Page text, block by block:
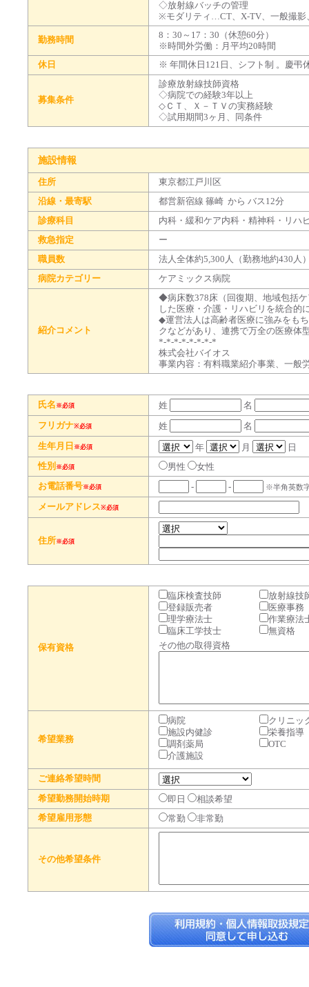
◇放射線バッチの管理
※モダリティ…CT、X-TV、一般撮
勤務時間
8：30～17：30（休憩60分）
※時間外労働：月平均20時間
休日
※ 年間休日121日、シフト制 。慶弔
募集条件
診療放射線技師資格
◇病院での経験3年以上
◇ＣＴ、Ｘ－ＴＶの実務経験
◇試用期間3ヶ月、同条件
施設情報
住所
東京都江戸川区
沿線・最寄駅
都営新宿線 篠崎 から バス12分
診療科目
内科・緩和ケア内科・精神科・リハ
救急指定
ー
職員数
法人全体約5,300人（勤務地約430人
病院カテゴリー
ケアミックス病院
紹介コメント
◆病床数378床（回復期、地域包括
した医療・介護・リハビリを統合的
◆運営法人は高齢者医療に強みをも
クなどがあり、連携で万全の医療体
*-*-*-*-*-*-*-*
株式会社バイオス
事業内容：有料職業紹介事業、一般
氏名 ※必須 姓 名
フリガナ※必須 姓 名
生年月日 ※必須 年 月
日
性別 ※必須 男性
女性
お電話番号※必須 - - ※半角英数
メールアドレス※必須
住所※必須
保有資格
臨床検査技師
放射線技
登録販売者
医療事務
理学療法士
作業療法
臨床工学技士
無資格
その他の取得資格
希望業務
病院
クリニッ
施設内健診
栄養指導
調剤薬局
OTC
介護施設
ご連絡希望時間
希望勤務開始時期 即日
相談希望
希望雇用形態
常勤 非常勤
その他希望条件